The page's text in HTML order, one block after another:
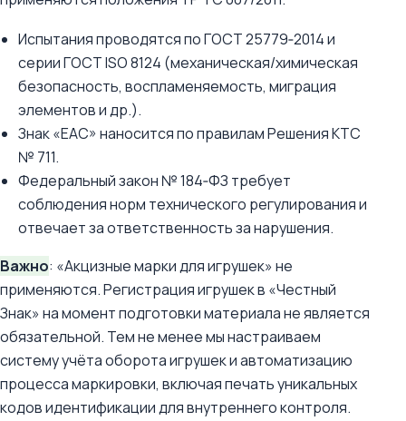
Испытания проводятся по ГОСТ 25779‑2014 и
серии ГОСТ ISO 8124 (механическая/химическая
безопасность, воспламеняемость, миграция
элементов и др.).
Знак «EAC» наносится по правилам Решения КТС
№ 711.
Федеральный закон № 184‑ФЗ требует
соблюдения норм технического регулирования и
отвечает за ответственность за нарушения.
Важно: «Акцизные марки для игрушек» не
применяются. Регистрация игрушек в «Честный
Знак» на момент подготовки материала не является
обязательной. Тем не менее мы настраиваем
систему учёта оборота игрушек и автоматизацию
процесса маркировки, включая печать уникальных
кодов идентификации для внутреннего контроля.